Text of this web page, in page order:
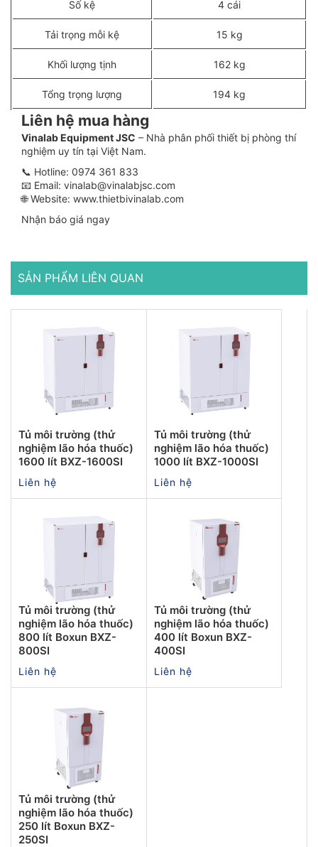
Số kệ 4 cái
Tải trọng mỗi kệ 15 kg
Khối lượng tịnh 162 kg
Tổng trọng lượng 194 kg
Liên hệ mua hàng
Vinalab Equipment JSC – Nhà phân phối thiết bị phòng thí
nghiệm uy tín tại Việt Nam.
📞 Hotline: 0974 361 833
📧 Email: vinalab@vinalabjsc.com
🌐 Website: www.thietbivinalab.com
Nhận báo giá ngay
SẢN PHẨM LIÊN QUAN
Tủ môi trường (thử
nghiệm lão hóa thuốc)
1600 lít BXZ-1600SI
Liên hệ
Tủ môi trường (thử
nghiệm lão hóa thuốc)
1000 lít BXZ-1000SI
Liên hệ
Tủ môi trường (thử
nghiệm lão hóa thuốc)
800 lít Boxun BXZ-
800SI
Liên hệ
Tủ môi trường (thử
nghiệm lão hóa thuốc)
400 lít Boxun BXZ-
400SI
Liên hệ
Tủ môi trường (thử
nghiệm lão hóa thuốc)
250 lít Boxun BXZ-
250SI